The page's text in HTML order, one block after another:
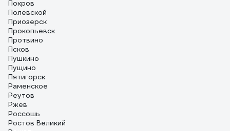
Покров
Полевской
Приозерск
Прокопьевск
Протвино
Псков
Пушкино
Пущино
Пятигорск
Раменское
Реутов
Ржев
Россошь
Ростов Великий